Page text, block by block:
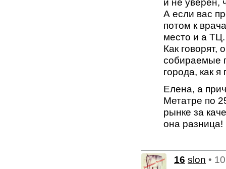
А если вас
потом к
место и а ТЦ.
Как говорят,
собираемые
города, как
Елена, а
Метатре по
рынке за
она разница!
16 slon •